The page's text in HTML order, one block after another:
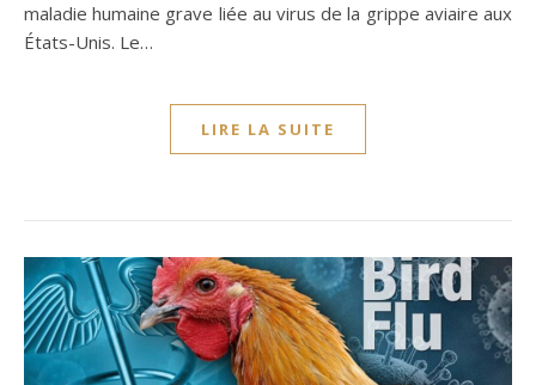
maladie humaine grave liée au virus de la grippe aviaire aux
États-Unis. Le…
LIRE LA SUITE